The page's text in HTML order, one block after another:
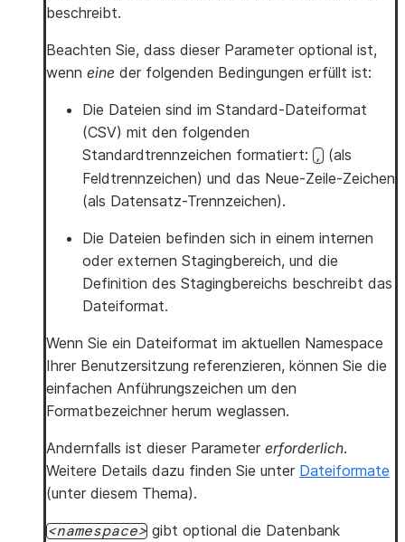
beschreibt.
Beachten Sie, dass dieser Parameter optional ist,
wenn eine der folgenden Bedingungen erfüllt ist:
Die Dateien sind im Standard-Dateiformat
(CSV) mit den folgenden
Standardtrennzeichen formatiert: , (als
Feldtrennzeichen) und das Neue-Zeile-Zeichen
(als Datensatz-Trennzeichen).
Die Dateien befinden sich in einem internen
oder externen Stagingbereich, und die
Definition des Stagingbereichs beschreibt das
Dateiformat.
Wenn Sie ein Dateiformat im aktuellen Namespace
Ihrer Benutzersitzung referenzieren, können Sie die
einfachen Anführungszeichen um den
Formatbezeichner herum weglassen.
Andernfalls ist dieser Parameter erforderlich.
Weitere Details dazu finden Sie unter Dateiformate
(unter diesem Thema).
namespace
gibt optional die Datenbank